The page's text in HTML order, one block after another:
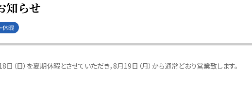
知らせ
休暇
日（日）を夏期休暇とさせていただき，8月19日（月）から通常どおり営業致します。